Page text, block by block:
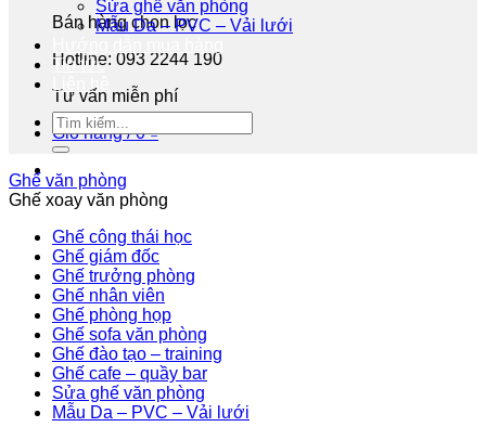
Bán hàng chọn lọc
Hotline: 093 2244 190
Tư vấn miễn phí
Giỏ hàng /0₫
Sửa ghế văn phòng
Mẫu Da – PVC – Vải lưới
Tin tức
Liên hệ
Ghế văn phòng
Ghế xoay văn phòng
Ghế công thái học
Ghế giám đốc
Ghế trưởng phòng
Ghế nhân viên
Ghế phòng họp
Ghế sofa văn phòng
Ghế đào tạo – training
Ghế cafe – quầy bar
Sửa ghế văn phòng
Mẫu Da – PVC – Vải lưới